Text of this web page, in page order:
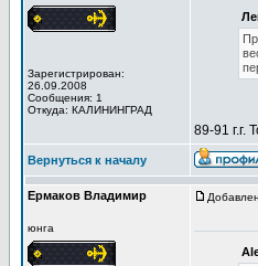
Зарегистрирован:
26.09.2008
Сообщения: 1
Откуда: КАЛИНИНГРАД
89-91 г.г.
Вернуться к началу
Ермаков Владимир
юнга